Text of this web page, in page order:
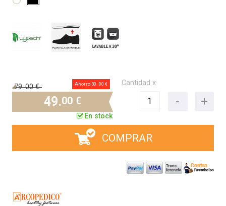
79.00 € Ahorro 30. 00 €
49.00 €
En stock
Cantidad x
COMPRAR